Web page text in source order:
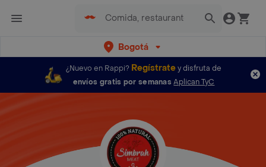
Bogotá
¿Nuevo en Rappi? Regístratey disfruta de
envíos gratis por semanas Aplican TyC